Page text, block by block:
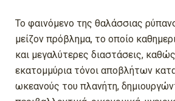
Το φαινόμενο της θαλάσσιας
μείζον πρόβλημα, το οποίο
και μεγαλύτερες διαστάσεις,
εκατομμύρια τόνοι αποβλήτων
ωκεανούς του πλανήτη,